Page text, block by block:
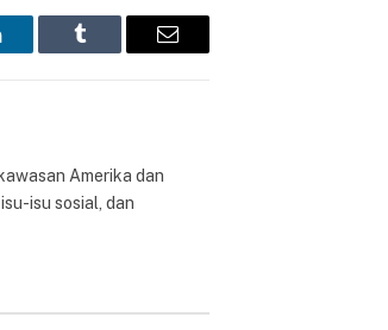
Tumblr Email
Amerika dan
isu sosial, dan